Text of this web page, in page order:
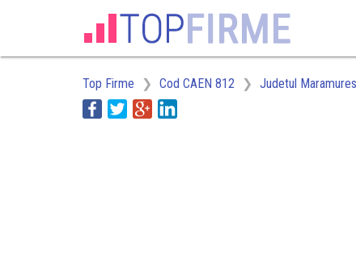
Top Firme Cod CAEN 812 Judetul Maramures